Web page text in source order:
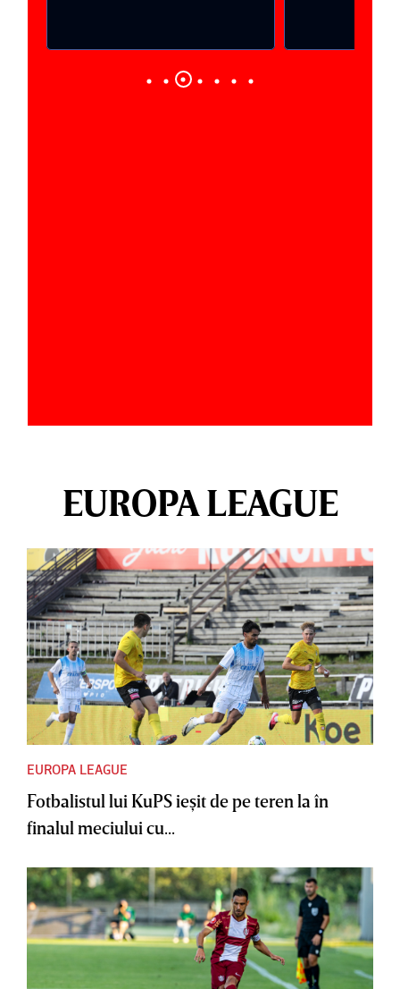
EUROPA LEAGUE
EUROPA LEAGUE
Fotbalistul lui KuPS ieşit de pe teren la în
finalul meciului cu...